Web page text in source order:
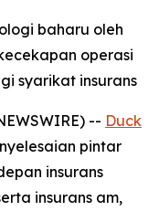
baharu oleh
operasi
syarikat insurans
-- Duck
pintar
insurans
insurans am,